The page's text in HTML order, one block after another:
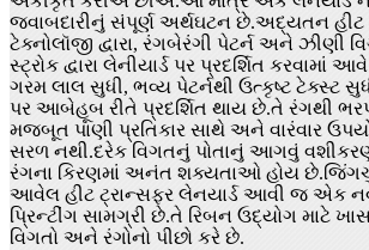
જવાબદારીનું સંપૂર્ણ અર્થઘટન છે.અદ્યતન હીટ
ટેક્નોલૉજી દ્વારા, રંગબેરંગી પેટર્ન અને ઝીણી
સ્ટ્રોક દ્વારા લેનીયાર્ડ પર પ્રદર્શિત કરવામાં
ગરમ લાલ સુધી, ભવ્ય પેટર્નથી ઉત્કૃષ્ટ ટેક્સ્ટ
પર આબેહૂબ રીતે પ્રદર્શિત થાય છે.તે રંગથી
મજબૂત પાણી પ્રતિકાર સાથે અને વારંવાર
સરળ નથી.દરેક વિગતનું પોતાનું આગવું
રંગના કિરણમાં અનંત શક્યતાઓ હોય છે.જિંગચુન
આવેલ હીટ ટ્રાન્સફર લેનયાર્ડ આવી જ એક
પ્રિન્ટીંગ સામગ્રી છે.તે રિબન ઉદ્યોગ માટે
વિગતો અને રંગોનો પીછો કરે છે.